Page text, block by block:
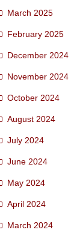
March 2025
February 2025
December 2024
November 2024
October 2024
August 2024
July 2024
June 2024
May 2024
April 2024
March 2024